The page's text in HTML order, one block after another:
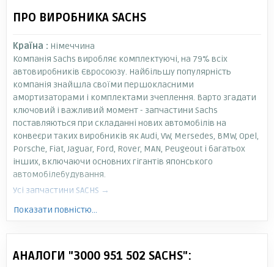
ПРО ВИРОБНИКА SACHS
Країна : Німеччина
Компанія Sachs виробляє комплектуючі, на 79% всіх
автовиробників Євросоюзу. Найбільшу популярність
компанія знайшла своїми першокласними
амортизаторами і комплектами зчеплення. Варто згадати
ключовий і важливий момент - запчастини Sachs
поставляються при складанні нових автомобілів на
конвеєри таких виробників як Audi, VW, Mersedes, BMW, Opel,
Porsche, Fiat, Jaguar, Ford, Rover, MAN, Peugeout і багатьох
інших, включаючи основних гігантів японського
автомобілебудування.
Усі запчастини SACHS →
Показати повністю...
АНАЛОГИ "3000 951 502 SACHS":